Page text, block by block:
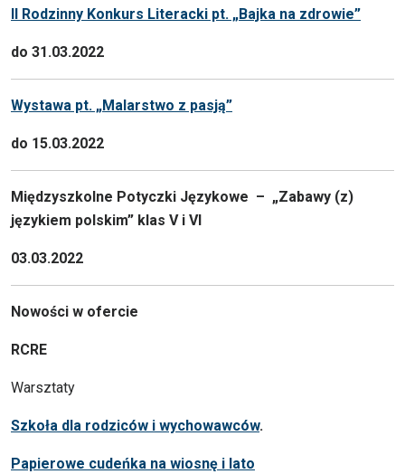
II Rodzinny Konkurs Literacki pt. „Bajka na zdrowie”
do 31.03.2022
Wystawa pt. „Malarstwo z pasją”
do 15.03.2022
Międzyszkolne Potyczki Językowe – „Zabawy (z)
językiem polskim” klas V i VI
03.03.2022
Nowości w ofercie
RCRE
Warsztaty
Szkoła dla rodziców i wychowawców.
Papierowe cudeńka na wiosnę i lato